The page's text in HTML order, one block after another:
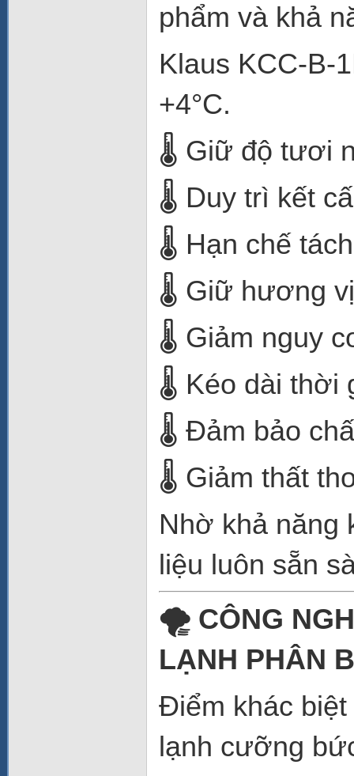
phẩm và khả
Klaus KCC-B-
+4°C.
🌡️ Giữ độ tươi
🌡️ Duy trì kết
🌡️ Hạn chế
🌡️ Giữ hương
🌡️ Giảm nguy
🌡️ Kéo dài thời
🌡️ Đảm bảo
🌡️ Giảm thất
Nhờ khả năng
liệu luôn sẵn
🌪️ CÔNG
LẠNH PHÂN
Điểm khác
lạnh cưỡng